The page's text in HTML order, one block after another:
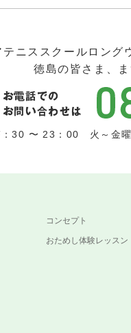
テニススクールロング
徳島の皆さま、
30 〜 23：00 火～金
コンセプト
おためし体験レッスン